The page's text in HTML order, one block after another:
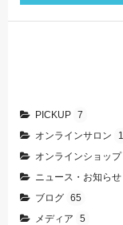
PICKUP 7
オンラインサロン
1
オンラインショップ
ニュース・お知らせ
ブログ 65
メディア
5